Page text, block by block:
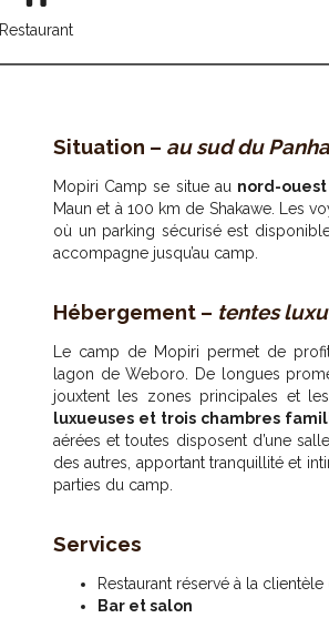
Restaurant
Situation – au sud du
Mopiri Camp se situe au nord-
Maun et à 100 km de Shakawe. Les
où un parking sécurisé est
accompagne jusqu’au camp.
Hébergement – tentes
Le camp de Mopiri permet de
lagon de Weboro. De longues
jouxtent les zones principales et
luxueuses et trois chambres
aérées et toutes disposent d’une
des autres, apportant tranquillité et
parties du camp.
Services
Restaurant réservé à la
Bar et salon